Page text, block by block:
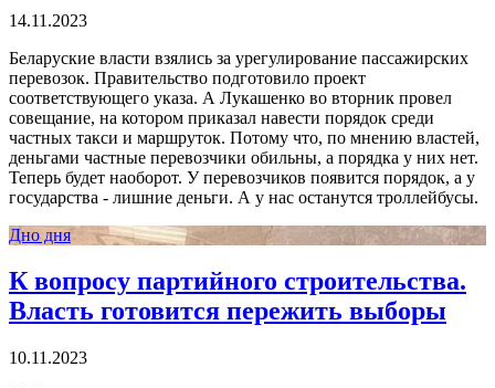
14.11.2023
Беларуские власти взялись за урегулирование пассажирских
перевозок. Правительство подготовило проект
соответствующего указа. А Лукашенко во вторник провел
совещание, на котором приказал навести порядок среди
частных такси и маршруток. Потому что, по мнению властей,
деньгами частные перевозчики обильны, а порядка у них нет.
Теперь будет наоборот. У перевозчиков появится порядок, а у
государства - лишние деньги. А у нас останутся троллейбусы.
Дно дня
К вопросу партийного строительства.
Власть готовится пережить выборы
10.11.2023